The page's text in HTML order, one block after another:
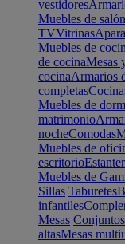
vestidores
Muebles de salón
TVVitrinas
Muebles de
de cocinaMesas
cocinaArmarios
completas
Muebles de
matrimonio
nocheComodas
Muebles de
escritorio
Muebles de
Sillas Taburetes
infantiles
Mesas
altasMesas